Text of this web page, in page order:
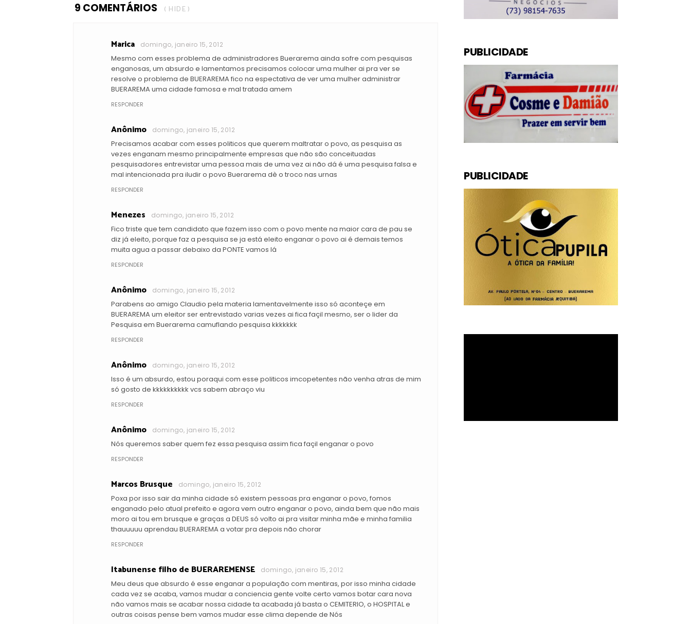
9 COMENTÁRIOS ( HIDE )
Marica domingo, janeiro 15, 2012
Mesmo com esses problema de administradores Buerarema ainda sofre com pesquisas
enganosas, um absurdo e lamentamos precisamos colocar uma mulher ai pra ver se
resolve o problema de BUERAREMA fico na espectativa de ver uma mulher administrar
BUERAREMA uma cidade famosa e mal tratada amem
RESPONDER
Anônimo domingo, janeiro 15, 2012
Precisamos acabar com esses politicos que querem maltratar o povo, as pesquisa as
vezes enganam mesmo principalmente empresas que não são conceituadas
pesquisadores entrevistar uma pessoa mais de uma vez ai não dá é uma pesquisa falsa e
mal intencionada pra iludir o povo Buerarema dè o troco nas urnas
RESPONDER
Menezes domingo, janeiro 15, 2012
Fico triste que tem candidato que fazem isso com o povo mente na maior cara de pau se
diz já eleito, porque faz a pesquisa se ja está eleito enganar o povo ai é demais temos
muita agua a passar debaixo da PONTE vamos lá
RESPONDER
Anônimo domingo, janeiro 15, 2012
Parabens ao amigo Claudio pela materia lamentavelmente isso só aconteçe em
BUERAREMA um eleitor ser entrevistado varias vezes ai fica façil mesmo, ser o lider da
Pesquisa em Buerarema camuflando pesquisa kkkkkkk
RESPONDER
Anônimo domingo, janeiro 15, 2012
Isso é um absurdo, estou poraqui com esse politicos imcopetentes não venha atras de mim
só gosto de kkkkkkkkkk vcs sabem abraço viu
RESPONDER
Anônimo domingo, janeiro 15, 2012
Nós queremos saber quem fez essa pesquisa assim fica façil enganar o povo
RESPONDER
Marcos Brusque domingo, janeiro 15, 2012
Poxa por isso sair da minha cidade só existem pessoas pra enganar o povo, fomos
enganado pelo atual prefeito e agora vem outro enganar o povo, ainda bem que não mais
moro ai tou em brusque e graças a DEUS só volto ai pra visitar minha mãe e minha familia
thauuuuu aprendau BUERAREMA a votar pra depois não chorar
RESPONDER
Itabunense filho de BUERAREMENSE domingo, janeiro 15, 2012
Meu deus que absurdo é esse enganar a população com mentiras, por isso minha cidade
cada vez se acaba, vamos mudar a conciencia gente volte certo vamos botar cara nova
não vamos mais se acabar nossa cidade ta acabada já basta o CEMITERIO, o HOSPITAL e
outras coisas pense bem vamos mudar esse clima depende de Nós
PUBLICIDADE
PUBLICIDADE